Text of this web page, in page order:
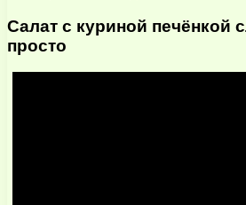
Салат с куриной печёнкой
просто